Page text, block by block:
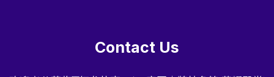
Contact Us